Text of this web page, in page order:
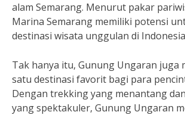
alam Semarang. Menurut pakar
Marina Semarang memiliki potensi
destinasi wisata unggulan di
Tak hanya itu, Gunung Ungaran juga
satu destinasi favorit bagi para
Dengan trekking yang menantang
yang spektakuler, Gunung Ungaran